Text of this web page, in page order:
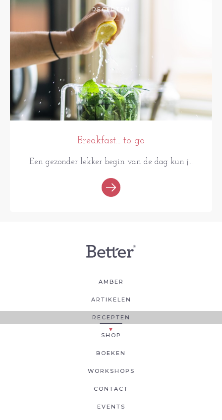
RECEPTEN
Breakfast... to go
Een gezonder lekker begin van de dag kun j...
AMBER
ARTIKELEN
RECEPTEN
SHOP
BOEKEN
WORKSHOPS
CONTACT
EVENTS